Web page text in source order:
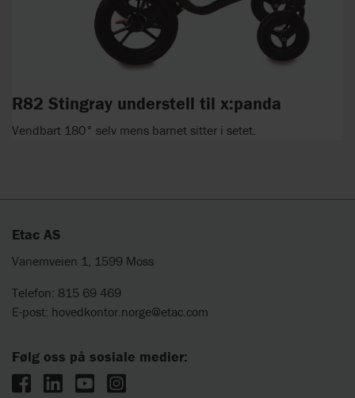
R82 Stingray understell til x:panda
Vendbart 180° selv mens barnet sitter i setet.
Etac AS
Vanemveien 1, 1599 Moss
Telefon: 815 69 469
E-post: hovedkontor.norge@etac.com
Følg oss på sosiale medier: